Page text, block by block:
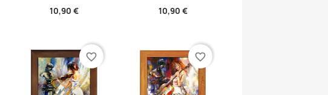
10,90 € 10,90 €
favorite_border favorite_border